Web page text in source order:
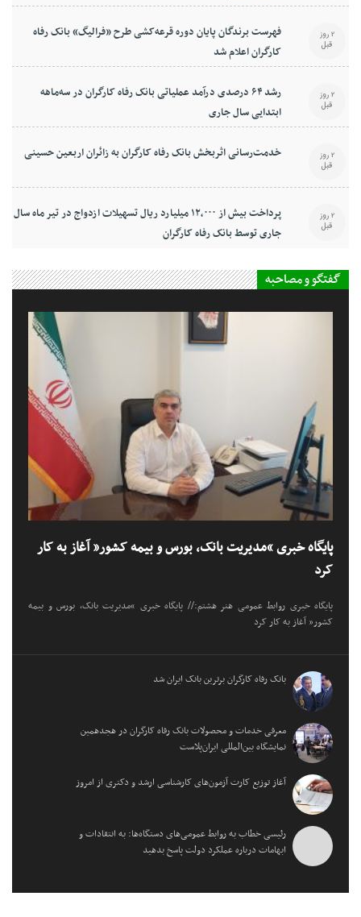
فهرست برندگان پایان دوره قرعه‌کشی طرح «فرالیگ» بانک رفاه
کارگران اعلام شد
2 روز
قبل
رشد ۶۴ درصدی درآمد عملیاتی بانک رفاه کارگران در سه‌ماهه
ابتدایی سال جاری
2 روز
قبل
خدمت‌رسانی اثربخش بانک رفاه کارگران به زائران اربعین حسینی 2 روز
قبل
پرداخت بیش از ۱۲,۰۰۰ میلیارد ریال تسهیلات ازدواج در تیر ماه سال
جاری توسط بانک رفاه کارگران
2 روز
قبل
گفتگو و مصاحبه
پایگاه خبری “مدیریت بانک، بورس و بیمه کشور” آغاز به کار
کرد
پایگاه خبری روابط عمومی هنر هشتم:// پایگاه خبری “مدیریت بانک، بورس و بیمه
کشور” آغاز به کار کرد
بانک رفاه کارگران برترین بانک ایران شد
معرفی خدمات و محصولات بانک رفاه کارگران در هجدهمین
نمایشگاه بین‌المللی ایران‌پلاست
آغاز توزیع کارت آزمون‌های کارشناسی ارشد و دکتری از امروز
رئیسی خطاب به روابط عمومی‌های دستگاه‌ها: به انتقادات و
ابهامات درباره عملکرد دولت پاسخ بدهید